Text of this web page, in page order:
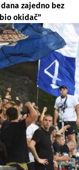
zajedno bez
okidač”